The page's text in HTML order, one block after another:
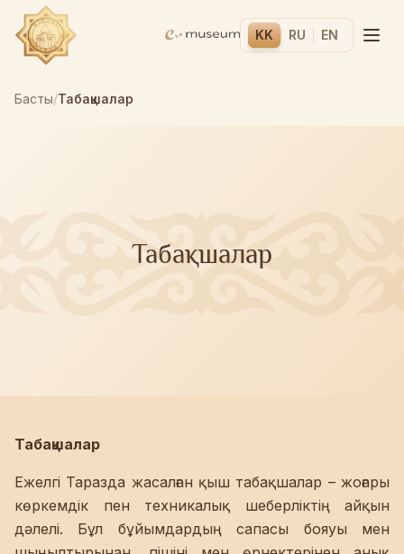
KK RU EN
Басты/Табақшалар
Табақшалар
Табақшалар
Ежелгі Таразда жасалған қыш табақшалар – жоғары
көркемдік пен техникалық шеберліктің айқын
дәлелі. Бұл бұйымдардың сапасы бояуы мен